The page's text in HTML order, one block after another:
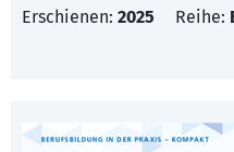
Erschienen: 2025 Reihe: